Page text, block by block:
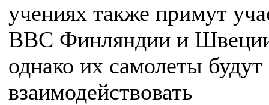
учениях также примут
ВВС Финляндии и
однако их самолеты будут
взаимодействовать